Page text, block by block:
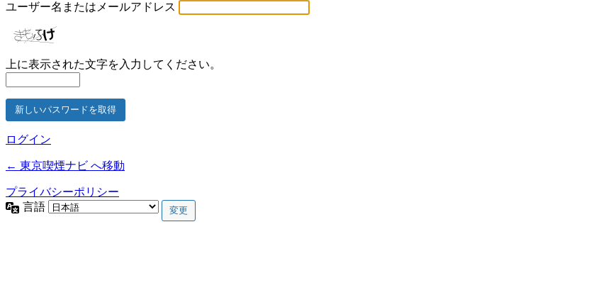
ユーザー名またはメールアドレス
上に表示された文字を入力してください。
ログイン
← 東京喫煙ナビ へ移動
プライバシーポリシー
言語